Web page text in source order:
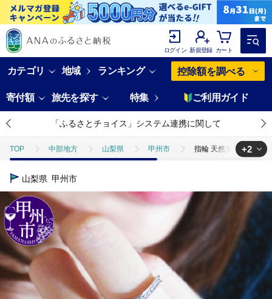
ログイン 新規登録 カート
カテゴリ 地域 ランキング 控除額を調べる
寄付額 旅先を探す 特集 ご利用ガイド
「ふるさとチョイス」システム連携に関して
TOP 中部地方 山梨県 甲州市 指輪 天然ダイヤ
TOP
TOP ファッション アクセサリー 指輪 天然ダイヤ 0.20ct
+2
山梨県 甲州市